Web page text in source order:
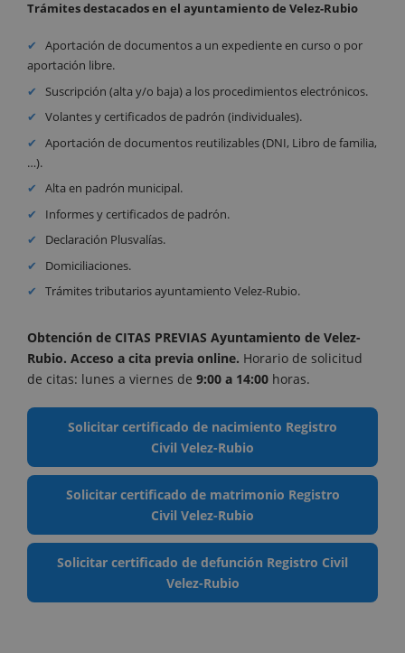
Trámites destacados en el ayuntamiento de Velez-Rubio
Aportación de documentos a un expediente en curso o por
aportación libre.
Suscripción (alta y/o baja) a los procedimientos electrónicos.
Volantes y certificados de padrón (individuales).
Aportación de documentos reutilizables (DNI, Libro de familia,
…).
Alta en padrón municipal.
Informes y certificados de padrón.
Declaración Plusvalías.
Domiciliaciones.
Trámites tributarios ayuntamiento Velez-Rubio.
Obtención de CITAS PREVIAS Ayuntamiento de Velez-
Rubio. Acceso a cita previa online. Horario de solicitud
de citas: lunes a viernes de 9:00 a 14:00 horas.
Solicitar certificado de nacimiento Registro
Civil Velez-Rubio
Solicitar certificado de matrimonio Registro
Civil Velez-Rubio
Solicitar certificado de defunción Registro Civil
Velez-Rubio